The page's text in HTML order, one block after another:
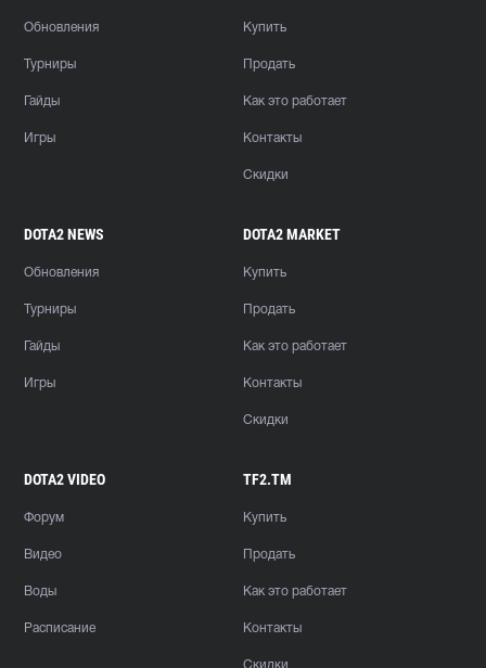
Обновления
Турниры
Гайды
Игры
Купить
Продать
Как это работает
Контакты
Скидки
DOTA2 NEWS
Обновления
Турниры
Гайды
Игры
DOTA2 MARKET
Купить
Продать
Как это работает
Контакты
Скидки
DOTA2 VIDEO
Форум
Видео
Воды
Расписание
TF2.TM
Купить
Продать
Как это работает
Контакты